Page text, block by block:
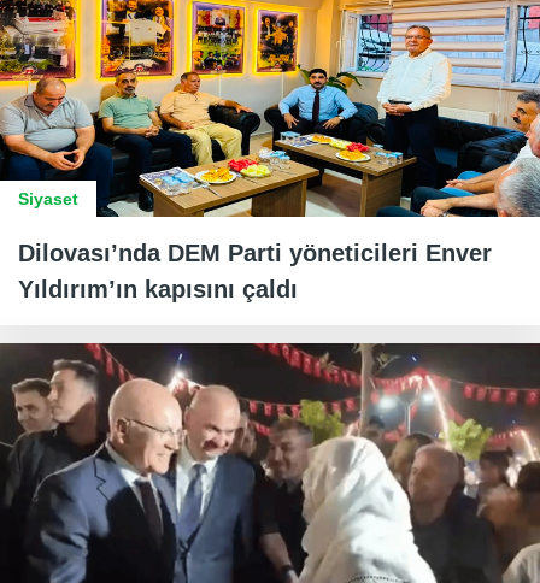
Siyaset
Dilovası’nda DEM Parti yöneticileri Enver
Yıldırım’ın kapısını çaldı